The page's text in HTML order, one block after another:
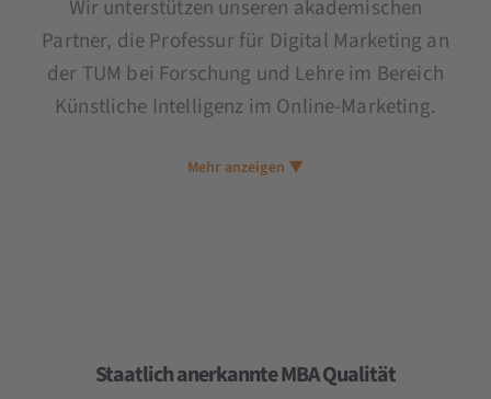
Wir unterstützen unseren akademischen
Partner, die Professur für Digital Marketing an
der TUM bei Forschung und Lehre im Bereich
Künstliche Intelligenz im Online-Marketing.
Mehr anzeigen ▼
Staatlich anerkannte MBA Qualität